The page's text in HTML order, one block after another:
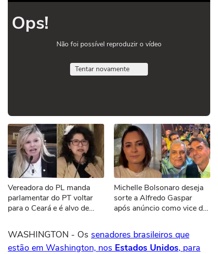
Ops!
Não foi possível reproduzir o vídeo
Tentar novamente
Vereadora do PL manda
parlamentar do PT voltar
para o Ceará e é alvo de
'Nasceu lá, mas vem encher
o saco aqui'
Michelle Bolsonaro deseja
sorte a Alfredo Gaspar
após anúncio como vice de
WASHINGTON - Os senadores brasileiros que
estão em Washington, nos Estados Unidos, para